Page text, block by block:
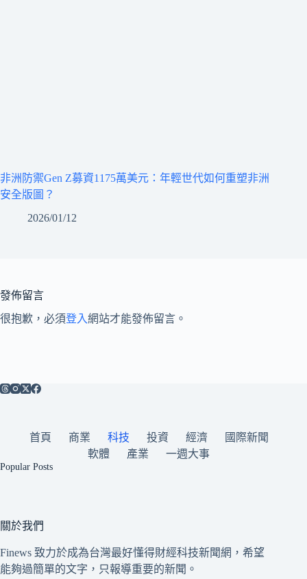
非洲防禦Gen Z募資1175萬美元：年輕世代如何重塑非洲
安全版圖？
2026/01/12
發佈留言
很抱歉，必須登入網站才能發佈留言。
首頁 商業 科技 投資 經濟
國際新聞
軟體
產業 一週大事
Popular Posts
關於我們
Finews 致力於成為台灣最好懂得財經科技新聞網，希望
能夠過簡單的文字，只報導重要的新聞。